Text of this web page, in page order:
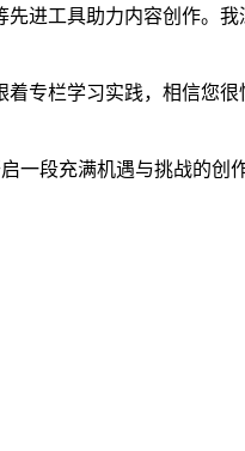
进工具助力内容创作。我
专栏学习实践，相信您
一段充满机遇与挑战的创作